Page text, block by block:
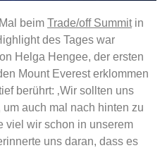
beim Trade/off Summitin
des Tages war
Helga Hengee, der ersten
Mount Everest erklommen
berührt: ‚Wir sollten uns
auch mal nach hinten zu
viel wir schon in unserem
uns daran, dass es